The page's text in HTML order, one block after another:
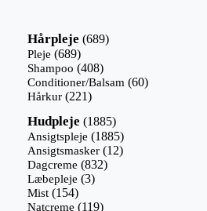
Hårpleje 689689
Pleje 689689
varer
Shampoo 408408
varer
Conditioner/Balsam 6060
Hårkur 221221
Hudpleje 18851885
varer
Ansigtspleje 18851885
varer
Ansigtsmasker 1212
Dagcreme 832832
Læbepleje 33
Mist 154154
varer
Natcreme 119119